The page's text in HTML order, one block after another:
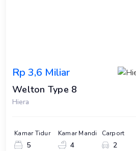
Rp 3,6 Miliar
Welton Type 8
Hiera
Kamar Tidur
5
Kamar Mandi
4
Carport
2